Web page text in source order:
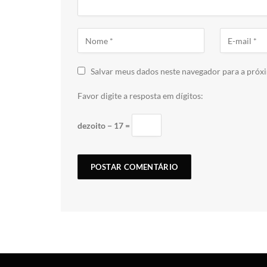
Salvar meus dados neste navegador para a
Favor digite a resposta em dígitos:
dezoito − 17 =